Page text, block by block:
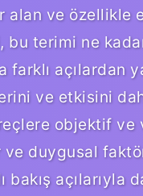
alan ve özellikle
bu terimi ne
açılardan
ve etkisini
objektif ve
ve duygusal
açılarıyla